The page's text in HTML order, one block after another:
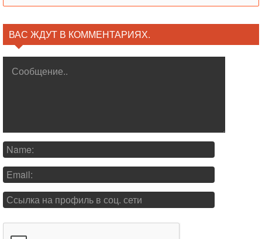
ВАС ЖДУТ В КОММЕНТАРИЯХ.